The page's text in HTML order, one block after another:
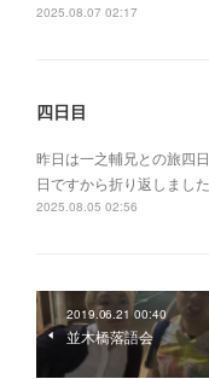
2025.08.07 02:17
四日目
昨日は一之輔兄との旅四
日ですから折り返しまし
2025.08.05 02:56
2019.06.21 00:40
並木橋落語会